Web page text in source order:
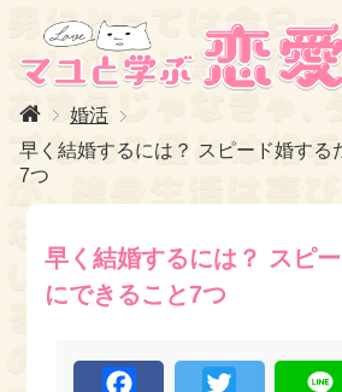
婚活
早く結婚するには？ スピード婚する
7つ
早く結婚するには？ スピ
にできること7つ
F